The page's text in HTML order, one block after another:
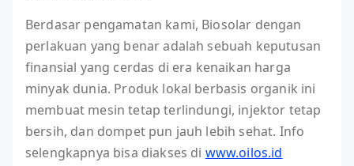
Berdasar pengamatan kami, Biosolar dengan
perlakuan yang benar adalah sebuah keputusan
finansial yang cerdas di era kenaikan harga
minyak dunia. Produk lokal berbasis organik ini
membuat mesin tetap terlindungi, injektor tetap
bersih, dan dompet pun jauh lebih sehat. Info
selengkapnya bisa diakses di www.oilos.id